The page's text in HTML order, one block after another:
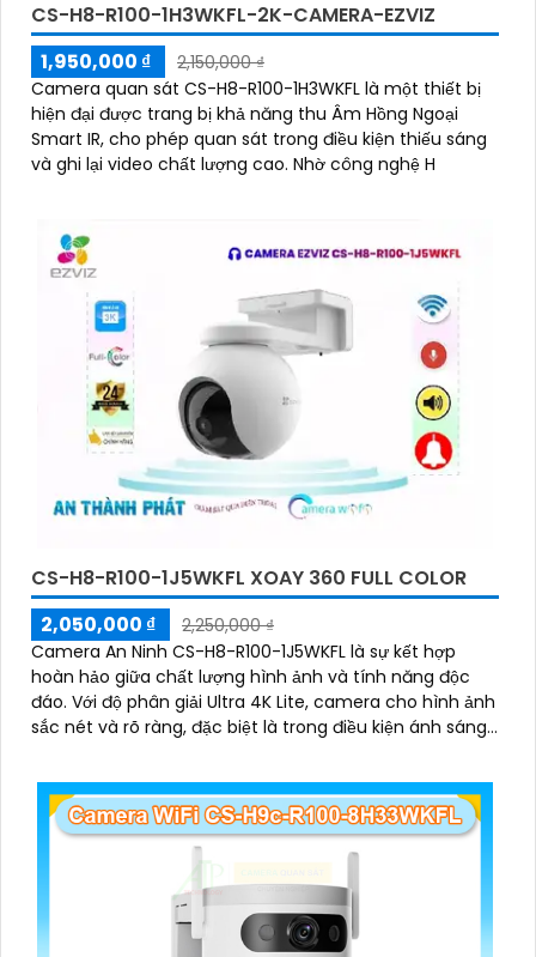
CS-H8-R100-1H3WKFL-2K-CAMERA-EZVIZ
1,950,000 ₫
2,150,000 ₫
Camera quan sát CS-H8-R100-1H3WKFL là một thiết bị
hiện đại được trang bị khả năng thu Âm Hồng Ngoại
Smart IR, cho phép quan sát trong điều kiện thiếu sáng
và ghi lại video chất lượng cao. Nhờ công nghệ H
CS-H8-R100-1J5WKFL XOAY 360 FULL COLOR
2,050,000 ₫
2,250,000 ₫
Camera An Ninh CS-H8-R100-1J5WKFL là sự kết hợp
hoàn hảo giữa chất lượng hình ảnh và tính năng độc
đáo. Với độ phân giải Ultra 4K Lite, camera cho hình ảnh
sắc nét và rõ ràng, đặc biệt là trong điều kiện ánh sáng